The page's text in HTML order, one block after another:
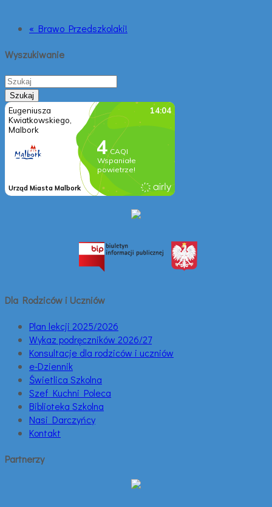
« Brawo Przedszkolaki!
Wyszukiwanie
Dla Rodziców i Uczniów
Plan lekcji 2025/2026
Wykaz podręczników 2026/27
Konsultacje dla rodziców i uczniów
e-Dziennik
Świetlica Szkolna
Szef Kuchni Poleca
Biblioteka Szkolna
Nasi Darczyńcy
Kontakt
Partnerzy